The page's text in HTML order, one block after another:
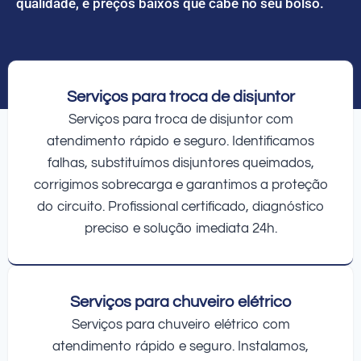
Serviços para troca de disjuntor
Serviços para troca de disjuntor com
atendimento rápido e seguro. Identificamos
falhas, substituímos disjuntores queimados,
corrigimos sobrecarga e garantimos a proteção
do circuito. Profissional certificado, diagnóstico
preciso e solução imediata 24h.
Serviços para chuveiro elétrico
Serviços para chuveiro elétrico com
atendimento rápido e seguro. Instalamos,